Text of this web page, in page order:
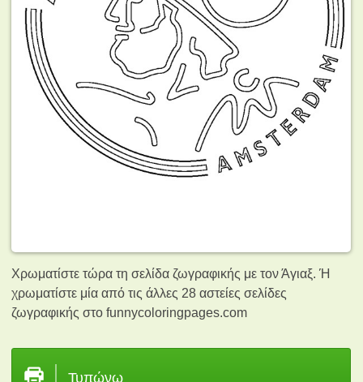
Χρωματίστε τώρα τη σελίδα ζωγραφικής με τον Άγιαξ. Ή
χρωματίστε μία από τις άλλες 28 αστείες σελίδες
ζωγραφικήςστο funnycoloringpages.com
Τυπώνω